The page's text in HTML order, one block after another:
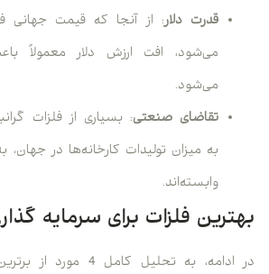
قدرت دلار: از آنجا که قیمت جهانی
می‌شود، افت ارزش دلار معمولاً
می‌شود.
تقاضای صنعتی: بسیاری از فلزات
به میزان تولیدات کارخانه‌ها در
وابسته‌اند.
بهترین فلزات برای سرمایه
در ادامه، به تحلیل